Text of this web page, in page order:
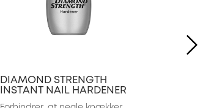
DIAMOND STRENGTH
INSTANT NAIL HARDENER